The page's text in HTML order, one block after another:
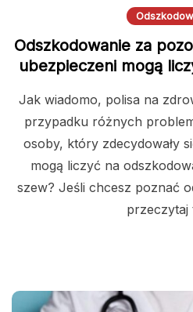
Odszkodowanie za
ubezpieczeni mogą
Jak wiadomo, polisa na
przypadku różnych
osoby, który zdecydowały
mogą liczyć na
szew? Jeśli chcesz poznać
przeczytaj